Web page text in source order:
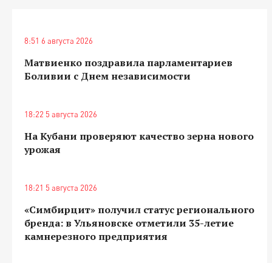
8:51 6 августа 2026
Матвиенко поздравила парламентариев
Боливии с Днем независимости
18:22 5 августа 2026
На Кубани проверяют качество зерна нового
урожая
18:21 5 августа 2026
«Симбирцит» получил статус регионального
бренда: в Ульяновске отметили 35-летие
камнерезного предприятия